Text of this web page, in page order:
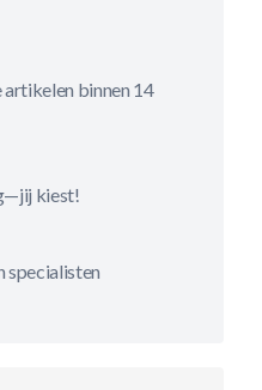
artikelen binnen 14
kiest!
specialisten